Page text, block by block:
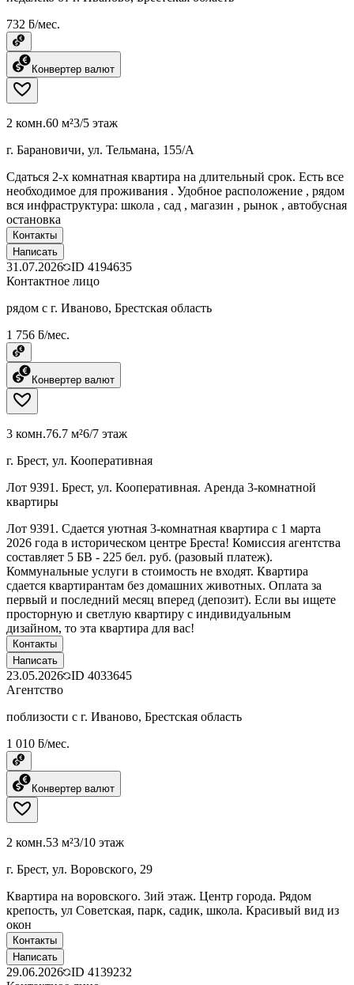
732 ƃ/мес.
Конвертер валют
2 комн.60 м²3/5 этаж
г. Барановичи, ул. Тельмана, 155/А
Сдаться 2-х комнатная квартира на длительный срок. Есть все
необходимое для проживания . Удобное расположение , рядом
вся инфраструктура: школа , сад , магазин , рынок , автобусная
остановка
Контакты
Написать
31.07.2026 ID 4194635
Контактное лицо
рядом с г. Иваново, Брестская область
1 756 ƃ/мес.
Конвертер валют
3 комн.76.7 м²6/7 этаж
г. Брест, ул. Кооперативная
Лот 9391. Брест, ул. Кооперативная. Аренда 3-комнатной
квартиры
Лот 9391. Сдается уютная 3-комнатная квартира с 1 марта
2026 года в историческом центре Бреста! Комиссия агентства
составляет 5 БВ - 225 бел. руб. (разовый платеж).
Коммунальные услуги в стоимость не входят. Квартира
сдается квартирантам без домашних животных. Оплата за
первый и последний месяц вперед (депозит). Если вы ищете
просторную и светлую квартиру с индивидуальным
дизайном, то эта квартира для вас!
Контакты
Написать
23.05.2026 ID 4033645
Агентство
поблизости с г. Иваново, Брестская область
1 010 ƃ/мес.
Конвертер валют
2 комн.53 м²3/10 этаж
г. Брест, ул. Воровского, 29
Квартира на воровского. 3ий этаж. Центр города. Рядом
крепость, ул Советская, парк, садик, школа. Красивый вид из
окон
Контакты
Написать
29.06.2026 ID 4139232